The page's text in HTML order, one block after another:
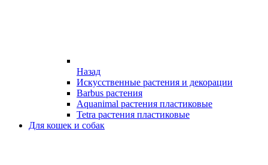
Назад
Искусственные растения и декорации
Barbus растения
Aquanimal растения пластиковые
Tetra растения пластиковые
Для кошек и собак